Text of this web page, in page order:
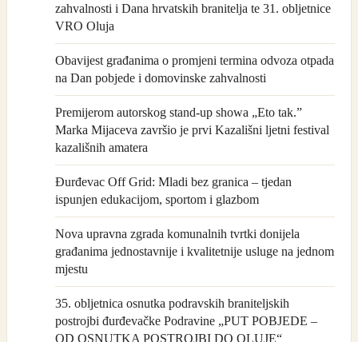
zahvalnosti i Dana hrvatskih branitelja te 31. obljetnice
VRO Oluja
Obavijest građanima o promjeni termina odvoza otpada
na Dan pobjede i domovinske zahvalnosti
Premijerom autorskog stand-up showa „Eto tak.”
Marka Mijaceva završio je prvi Kazališni ljetni festival
kazališnih amatera
Đurđevac Off Grid: Mladi bez granica – tjedan
ispunjen edukacijom, sportom i glazbom
Nova upravna zgrada komunalnih tvrtki donijela
građanima jednostavnije i kvalitetnije usluge na jednom
mjestu
35. obljetnica osnutka podravskih braniteljskih
postrojbi đurđevačke Podravine „PUT POBJEDE –
OD OSNUTKA POSTROJBI DO OLUJE“